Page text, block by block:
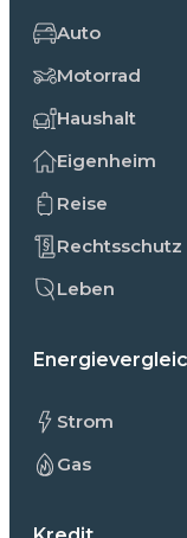
Auto
Motorrad
Haushalt
Eigenheim
Reise
Rechtsschutz
Leben
Strom
Gas